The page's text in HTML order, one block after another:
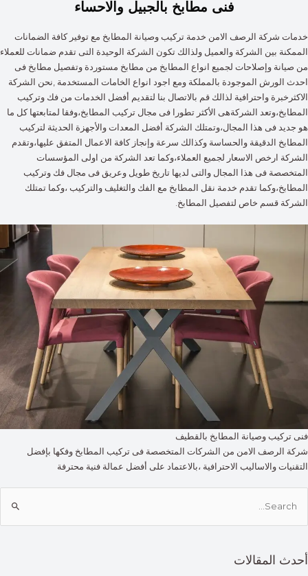
فنى مطابخ بالجبيل والاحساء
خدمات شركة الرصف الامن خدمة تركيب وصيانة المطابخ مع توفير كافة الضمانات
الممكنة بين الشركة والعميل ولذالك تكون الشركة الوحيدة التى تقدم ضمانات للعملاء
من صيانة وإصلاحات لجميع انواع المطابخ من مطابخ مستوردة وتفصيل مطابخ فى
احدث الورش الموجودة بالمملكة ومع اجود انواع الخامات المستخدمة ,نحن الشركة
الاكثرخبرة واحترافية لذالك قم بالاتصال بنا لتقديم أفضل الخدمات من فك وتركيب
المطابخ،وتعد الشركةهى الأكثر تطورا فى مجال تركيب المطابخ،وفقا لمتابعتها كل ما
هو جديد فى هذا المجال،وتمتلك الشركة أفضل المعدات والأجهزة الحديثة لتركيب
المطابخ الدقيقة والحساسة وكذالك سرعة وإنجاز كافة الاعمال المتفق عليها،وتقدم
الشركة ارخص الاسعار لجميع العملاء،وكما تعد الشركة من اولى المؤسسات
المتخصصة فى هذا المجال والتى لديها تاريخ طويل وعريق فى مجال فك وتركيب
المطابخ،وكما تقدم خدمة نقل المطابخ مع الفك والتغليف والتركيب ،وكما تمتلك
الشركة قسم خاص لتفصيل المطابخ.
فنى تركيب وصيانة المطابخ بالقطيف
شركة الرصف الامن من الشركات المتخصصة فى تركيب المطابخ وفكها بإفضل
التقنيات والاساليب الاحترافية ،بالاعتماد على أفضل عمالة فنية محترفة
e
أحدث المقالات